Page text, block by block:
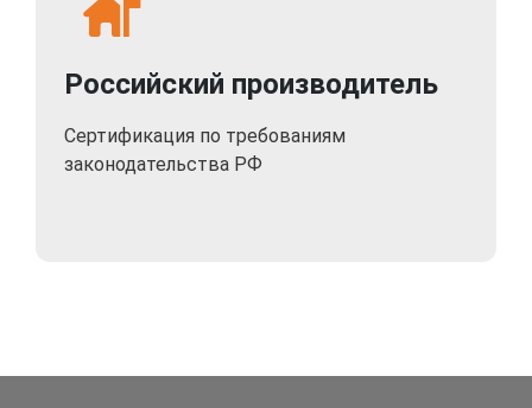
Российский производитель
Сертификация по требованиям
законодательства РФ